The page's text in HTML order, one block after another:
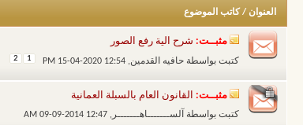
العنوان / كاتب الموضوع
مثبــت: شرح الية رفع الصور
كتبت بواسطة حافيه القدمين‏, 15-04-2020 12:54 PM
1
2
مثبــت: القانون العام بالسبلة العمانية
كتبت بواسطة آلســـــــاهـــــــر ‏, 09-09-2014 12:47 AM